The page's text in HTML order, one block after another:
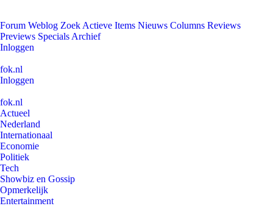
Forum Weblog Zoek Actieve Items Nieuws Columns Reviews
Previews Specials Archief
Inloggen
fok.nl
Inloggen
fok.nl
Actueel
Nederland
Internationaal
Economie
Politiek
Tech
Showbiz en Gossip
Opmerkelijk
Entertainment